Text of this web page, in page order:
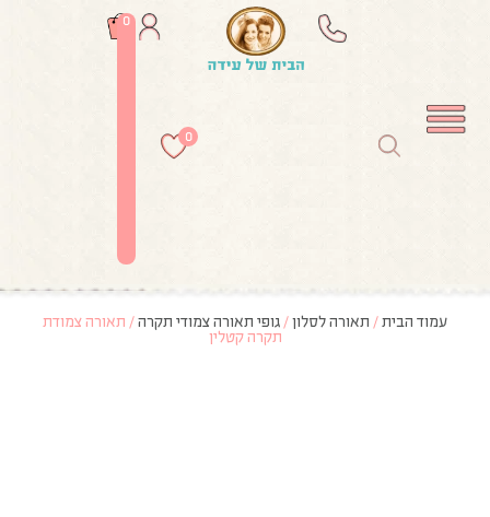
0
0
עמוד הבית/ תאורה לסלון/ גופי תאורה צמודי תקרה/ תאורה צמודת
תקרה קטלין